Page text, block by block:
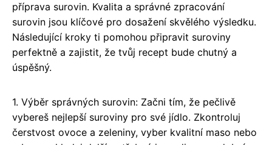
příprava surovin. Kvalita a správné zpracování
surovin jsou klíčové pro dosažení skvělého výsledku.
Následující kroky ti pomohou připravit suroviny
perfektně a zajistit, že tvůj recept bude chutný a
úspěšný.
1. Výběr správných surovin: Začni tím, že pečlivě
vybereš nejlepší suroviny pro své jídlo. Zkontroluj
čerstvost ovoce a zeleniny, vyber kvalitní maso nebo